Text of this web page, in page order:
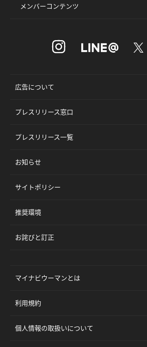
メンバーコンテンツ
広告について
プレスリリース窓口
プレスリリース一覧
お知らせ
サイトポリシー
推奨環境
お詫びと訂正
マイナビウーマンとは
利用規約
個人情報の取扱いについて